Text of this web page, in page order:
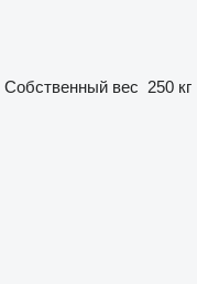
Собственный вес 250 кг